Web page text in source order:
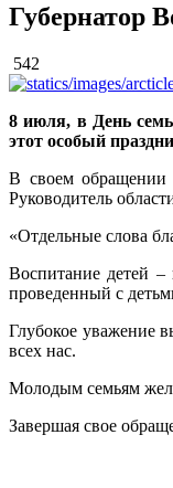
Губернатор
542
8 июля, в День
этот особый
В своем обращении
Руководитель
«Отдельные слова
Воспитание детей –
проведенный с
Глубокое уважение
всех нас.
Молодым семьям
Завершая свое